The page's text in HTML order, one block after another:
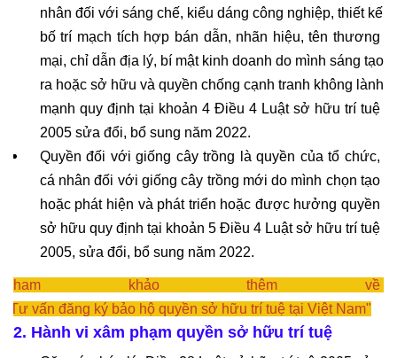
nhân đối với sáng chế, kiểu dáng công nghiệp, thiết kế
bố trí mạch tích hợp bán dẫn, nhãn hiệu, tên thương
mại, chỉ dẫn địa lý, bí mật kinh doanh do mình sáng tạo
ra hoặc sở hữu và quyền chống cạnh tranh không lành
mạnh quy định tại khoản 4 Điều 4 Luật sở hữu trí tuệ
2005 sửa đổi, bổ sung năm 2022.
Quyền đối với giống cây trồng là quyền của tổ chức,
cá nhân đối với giống cây trồng mới do mình chọn tạo
hoặc phát hiện và phát triển hoặc được hưởng quyền
sở hữu quy định tại khoản 5 Điều 4 Luật sở hữu trí tuệ
2005, sửa đổi, bổ sung năm 2022.
Tham khảo thêm về
Tư vấn đăng ký bảo hộ quyền sở hữu trí tuệ tại Việt Nam"
2. Hành vi xâm phạm quyền sở hữu trí tuệ